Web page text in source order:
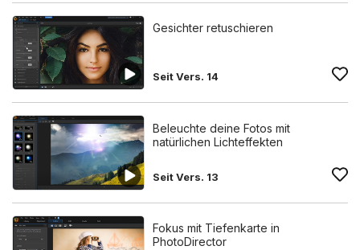
Gesichter retuschieren
Seit Vers. 14
Beleuchte deine Fotos mit
natürlichen Lichteffekten
Seit Vers. 13
Fokus mit Tiefenkarte in
PhotoDirector